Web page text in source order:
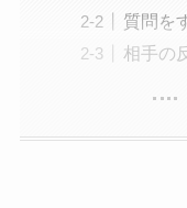
質問を
相手の